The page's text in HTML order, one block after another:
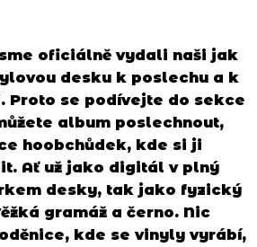
oficiálně vydali naši jak
desku k poslechu a k
Proto se podívejte do sekce
album poslechnout,
hoobchůdek, kde si ji
Ať už jako digitál v plný
desky, tak jako fyzický
gramáž a černo. Nic
kde se vinyly vyrábí,